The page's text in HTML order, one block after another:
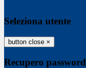
Seleziona utente
button close ×
Recupero password